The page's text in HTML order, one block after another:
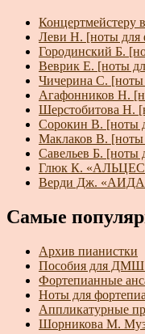
Концертмейстеру
Леви Н. [ноты для
Городинский Б.
Веврик Е. [ноты
Чичерина С. [ноты
Агафонников Н.
Шерстобитова Н.
Сорокин В. [ноты
Маклаков В. [ноты
Савельев Б. [ноты
Глюк К.
Верди Дж.
Самые
Архив пианистки
Пособия для ДМШ
Фортепианные
Ноты для
Аппликатурные
Шорникова М.